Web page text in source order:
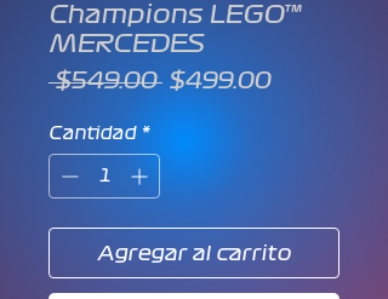
Champions LEGO™
MERCEDES
$549.00 Precio
$499.00Precio
Cantidad *
Agregar al carrito